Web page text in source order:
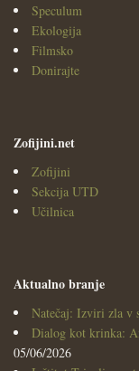
Speculum
Ekologija
Filmsko
Donirajte
Zofijini.net
Zofijini
Sekcija UTD
Učilnica
Aktualno branje
Natečaj: Izviri zla v
Dialog kot krinka:
05/06/2026